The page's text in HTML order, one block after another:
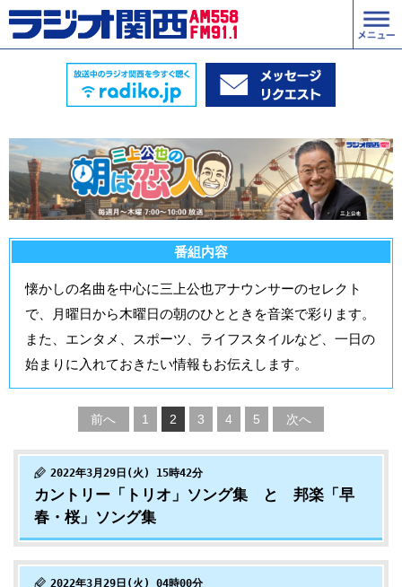
番組内容
懐かしの名曲を中心に三上公也アナウンサーのセレクト
で、月曜日から木曜日の朝のひとときを音楽で彩ります。
また、エンタメ、スポーツ、ライフスタイルなど、一日の
始まりに入れておきたい情報もお伝えします。
前へ 1 2 3 4 5 次へ
2022年3月29日(火) 15時42分
カントリー「トリオ」ソング集 と 邦楽「早
春・桜」ソング集
2022年3月29日(火) 04時00分